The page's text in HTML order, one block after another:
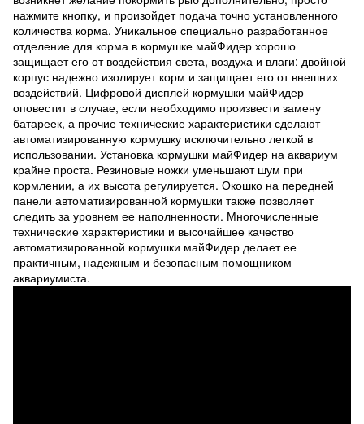
нажмите кнопку, и произойдет подача точно установленного
количества корма. Уникальное специально разработанное
отделение для корма в кормушке майФидер хорошо
защищает его от воздействия света, воздуха и влаги: двойной
корпус надежно изолирует корм и защищает его от внешних
воздействий. Цифровой дисплей кормушки майФидер
оповестит в случае, если необходимо произвести замену
батареек, а прочие технические характеристики сделают
автоматизированную кормушку исключительно легкой в
использовании. Установка кормушки майФидер на аквариум
крайне проста. Резиновые ножки уменьшают шум при
кормлении, а их высота регулируется. Окошко на передней
панели автоматизированной кормушки также позволяет
следить за уровнем ее наполненности. Многочисленные
технические характеристики и высочайшее качество
автоматизированной кормушки майФидер делает ее
практичным, надежным и безопасным помощником
аквариумиста.